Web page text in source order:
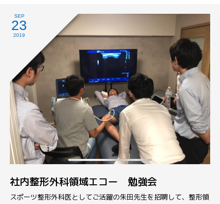
SEP
23
2019
社内整形外科領域エコー 勉強会
スポーツ整形外科医としてご活躍の朱田先生を招聘して、整形領